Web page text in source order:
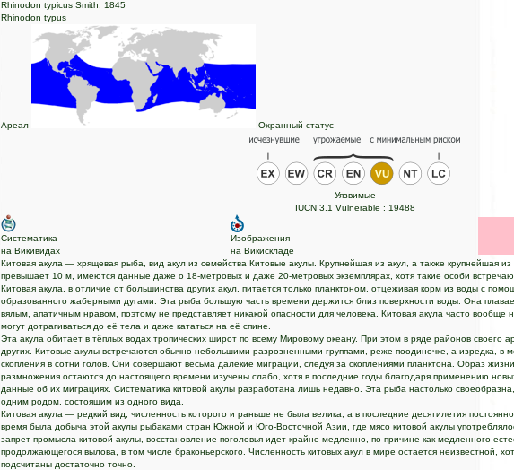
Rhinodon typicus Smith, 1845
Rhinodon typus
Ареал Охранный статус
Уязвимые
IUCN 3.1 Vulnerable : 19488
Систематика
на Викивидах
Изображения
на Викискладе
Китовая акула — хрящевая рыба, вид акул из семейства Китовые акулы. Крупнейшая из акул, а также крупнейшая
превышает 10 м, имеются данные даже о 18-метровых и даже 20-метровых экземплярах, хотя такие особи
Китовая акула, в отличие от большинства других акул, питается только планктоном, отцеживая корм из воды с
образованного жаберными дугами. Эта рыба большую часть времени держится близ поверхности воды. Она
вялым, апатичным нравом, поэтому не представляет никакой опасности для человека. Китовая акула часто вообще
могут дотрагиваться до её тела и даже кататься на её спине.
Эта акула обитает в тёплых водах тропических широт по всему Мировому океану. При этом в ряде районов своего
других. Китовые акулы встречаются обычно небольшими разрозненными группами, реже поодиночке, а изредка, в
скопления в сотни голов. Они совершают весьма далекие миграции, следуя за скоплениями планктона. Образ
размножения остаются до настоящего времени изучены слабо, хотя в последние годы благодаря применению
данные об их миграциях. Систематика китовой акулы разработана лишь недавно. Эта рыба настолько
одним родом, состоящим из одного вида.
Китовая акула — редкий вид, численность которого и раньше не была велика, а в последние десятилетия
время была добыча этой акулы рыбаками стран Южной и Юго-Восточной Азии, где мясо китовой акулы
запрет промысла китовой акулы, восстановление поголовья идет крайне медленно, по причине как медленного
продолжающегося вылова, в том числе браконьерского. Численность китовых акул в мире остается неизвестной,
подсчитаны достаточно точно.